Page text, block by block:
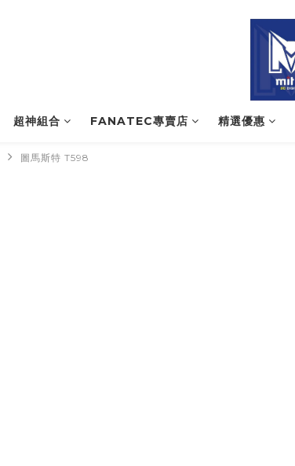
超神組合 FANATEC專賣店 精選優惠
圖馬斯特 T598